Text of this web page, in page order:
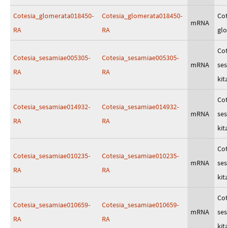
Cotesia_glomerata018450-
RA
Cotesia_glomerata018450-
RA
mRNA
Cotesia_sesamiae005305-
RA
Cotesia_sesamiae005305-
RA
mRNA
Cotesia_sesamiae014932-
RA
Cotesia_sesamiae014932-
RA
mRNA
Cotesia_sesamiae010235-
RA
Cotesia_sesamiae010235-
RA
mRNA
Cotesia_sesamiae010659-
RA
Cotesia_sesamiae010659-
RA
mRNA